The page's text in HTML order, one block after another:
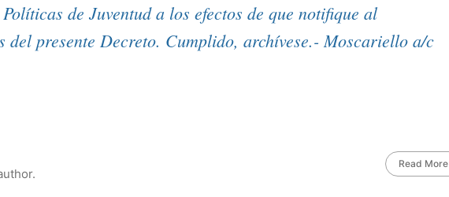
de Juventud a los efectos de que notifique al
del presente Decreto. Cumplido, archívese.- Moscariello a/c
Read More